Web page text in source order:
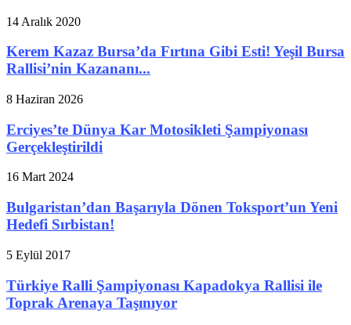
14 Aralık 2020
Kerem Kazaz Bursa’da Fırtına Gibi Esti! Yeşil Bursa
Rallisi’nin Kazananı...
8 Haziran 2026
Erciyes’te Dünya Kar Motosikleti Şampiyonası
Gerçekleştirildi
16 Mart 2024
Bulgaristan’dan Başarıyla Dönen Toksport’un Yeni
Hedefi Sırbistan!
5 Eylül 2017
Türkiye Ralli Şampiyonası Kapadokya Rallisi ile
Toprak Arenaya Taşınıyor